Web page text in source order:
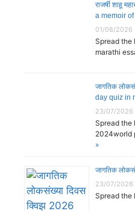
राजर्षी शाहू
a memoir
01/08/2026
Spread the
marathi
जागतिक
day quiz in
23/07/2026
Spread the
2024world
»
जागतिक
23/07/2026
Spread the